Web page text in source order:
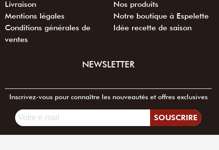
Livraison
Mentions légales
Conditions générales de
ventes
Nos produits
Notre boutique à Espelette
Idée recette de saison
NEWSLETTER
Inscrivez-vous pour connaître les nouveautés et offres exclusives
SOUSCRIRE